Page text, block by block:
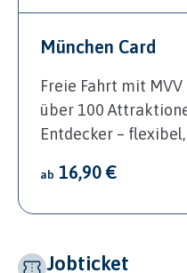
München Card
Freie Fahrt mit
über 100
Entdecker –
ab 16,90 €
Jobticket